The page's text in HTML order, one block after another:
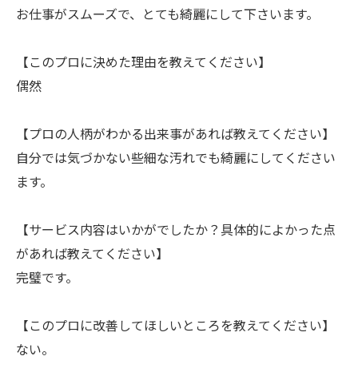
お仕事がスムーズで、とても綺麗にして下さいます。
【このプロに決めた理由を教えてください】
偶然
【プロの人柄がわかる出来事があれば教えてください】
自分では気づかない些細な汚れでも綺麗にしてください
ます。
【サービス内容はいかがでしたか？具体的によかった点
があれば教えてください】
完璧です。
【このプロに改善してほしいところを教えてください】
ない。